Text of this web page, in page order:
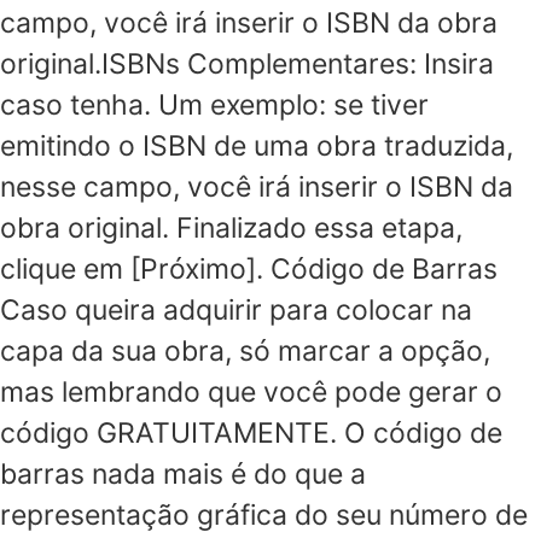
campo, você irá inserir o ISBN da obra
original.ISBNs Complementares: Insira
caso tenha. Um exemplo: se tiver
emitindo o ISBN de uma obra traduzida,
nesse campo, você irá inserir o ISBN da
obra original. Finalizado essa etapa,
clique em [Próximo]. Código de Barras
Caso queira adquirir para colocar na
capa da sua obra, só marcar a opção,
mas lembrando que você pode gerar o
código GRATUITAMENTE. O código de
barras nada mais é do que a
representação gráfica do seu número de